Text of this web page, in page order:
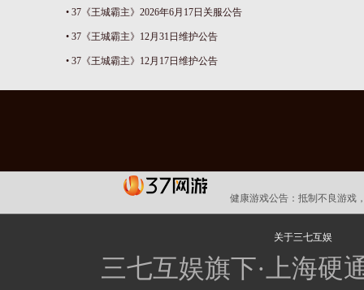
• 37《王城霸主》2026年6月17日关服公告
• 37《王城霸主》12月31日维护公告
• 37《王城霸主》12月17日维护公告
健康游戏公告： 抵制不良游戏
关于三七互娱
三七互娱旗下·上海硬